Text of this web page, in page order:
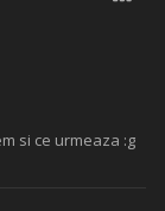
si ce urmeaza :g